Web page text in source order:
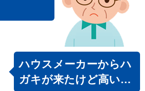
ハウスメーカーからハ
ガキが来たけど高い…